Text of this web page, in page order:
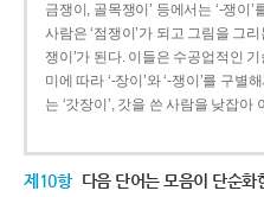
금쟁이, 골목쟁이’ 등에서는 ‘-쟁이
사람은 ‘점쟁이’가 되고 그림을 그
쟁이’가 된다. 이들은 수공업적인
미에 따라 ‘-장이’와 ‘-쟁이’를 구
는 ‘갓장이’, 갓을 쓴 사람을 낮잡아
제10항 다음 단어는 모음이 단순